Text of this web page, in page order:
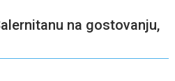
na gostovanju,